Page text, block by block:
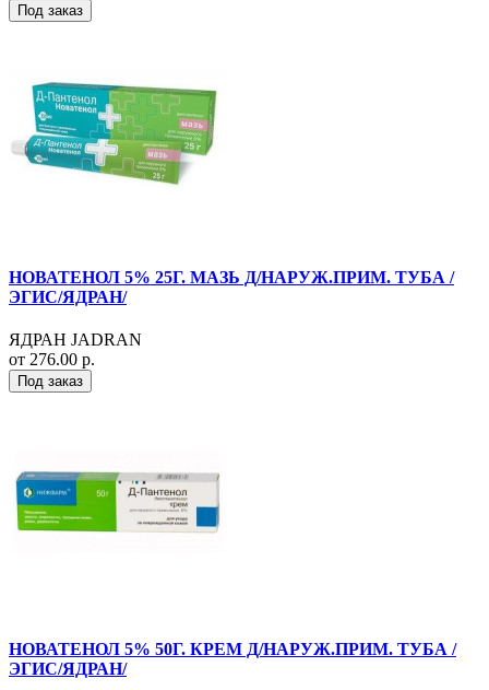
Под заказ
НОВАТЕНОЛ 5% 25Г. МАЗЬ Д/НАРУЖ.ПРИМ. ТУБА /
ЭГИС/ЯДРАН/
ЯДРАН JADRAN
от 276.00 р.
Под заказ
НОВАТЕНОЛ 5% 50Г. КРЕМ Д/НАРУЖ.ПРИМ. ТУБА /
ЭГИС/ЯДРАН/